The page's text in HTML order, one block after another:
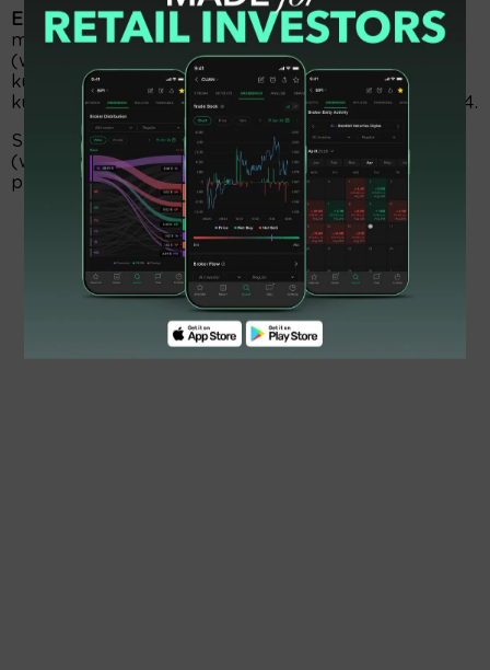
EmitenNews.com -
Badan Pusat Statistik (BPS)
mencatat kunjungan wisatawan mancanegara
(wisman) pada Agustus 2025 mencapai 1,51 juta
kunjungan. Angka ini naik 12,33 persen dibanding
kunjungan wisman pada bulan yang sama tahun 2024.
Sementara jumlah perjalanan wisatawan nusantara
(wisnus) pada Agustus 2025 mencapai 93,57 juta
perjalanan, naik 23,31 persen (y-on-y).